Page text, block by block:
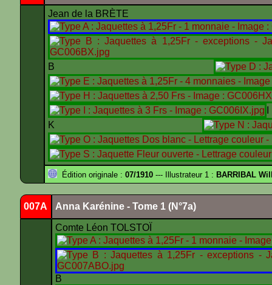
Jean de la BRÈTE
B
K
Édition originale : 07/1910 --- Illustrateur 1 : BARRIBAL
007A Anna Karénine - Tome 1 (N°7a)
Comte Léon TOLSTOÏ
B